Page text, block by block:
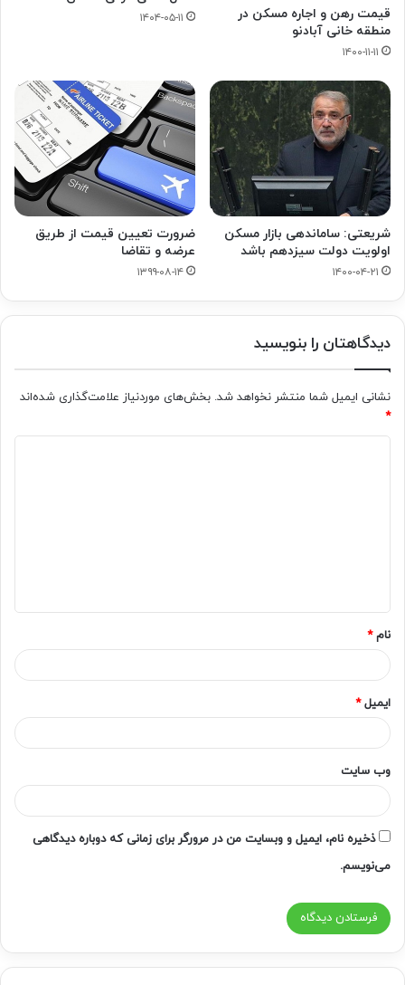
قیمت رهن و اجاره مسکن در
منطقه خانی آبادنو
۱۴۰۰-۱۱-۱۱
۱۴۰۴-۰۵-۱۱
شریعتی: ساماندهی بازار مسکن
اولویت دولت سیزدهم باشد
۱۴۰۰-۰۴-۲۱
ضرورت تعیین قیمت از طریق
عرضه و تقاضا
۱۳۹۹-۰۸-۱۴
دیدگاهتان را بنویسید
نشانی ایمیل شما منتشر نخواهد شد. بخش‌های موردنیاز علامت‌گذاری شده‌اند
*
*
نام*
ایمیل*
وب‌ سایت
ذخیره نام، ایمیل و وبسایت من در مرورگر برای زمانی که دوباره دیدگاهی
می‌نویسم.